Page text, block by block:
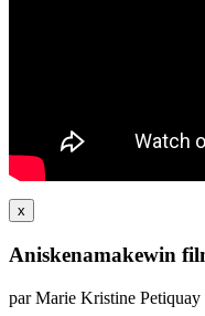
x
Aniskenamakewin
par Marie Kristine Petiquay